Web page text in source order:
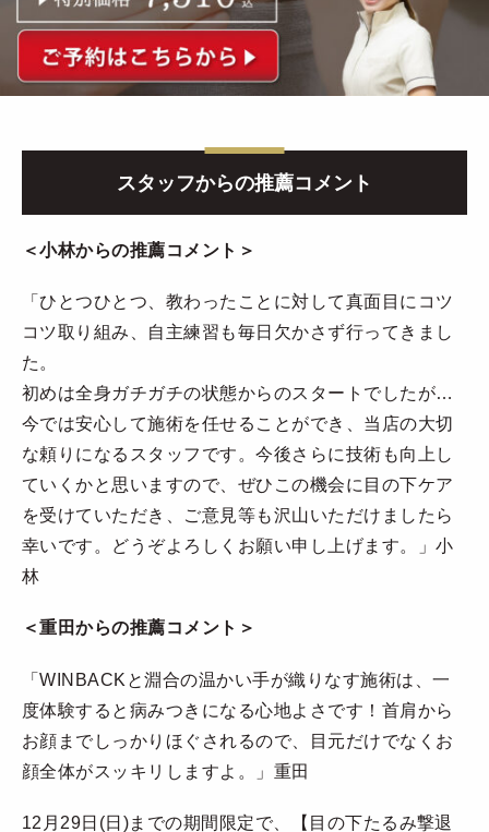
スタッフからの推薦コメント
＜小林からの推薦コメント＞
「ひとつひとつ、教わったことに対して真面目にコツ
コツ取り組み、自主練習も毎日欠かさず行ってきまし
た。
初めは全身ガチガチの状態からのスタートでしたが…
今では安心して施術を任せることができ、当店の大切
な頼りになるスタッフです。今後さらに技術も向上し
ていくかと思いますので、ぜひこの機会に目の下ケア
を受けていただき、ご意見等も沢山いただけましたら
幸いです。どうぞよろしくお願い申し上げます。」小
林
＜重田からの推薦コメント＞
「WINBACKと淵合の温かい手が織りなす施術は、一
度体験すると病みつきになる心地よさです！首肩から
お顔までしっかりほぐされるので、目元だけでなくお
顔全体がスッキリしますよ。」重田
12月29日(日)までの期間限定で、【目の下たるみ撃退